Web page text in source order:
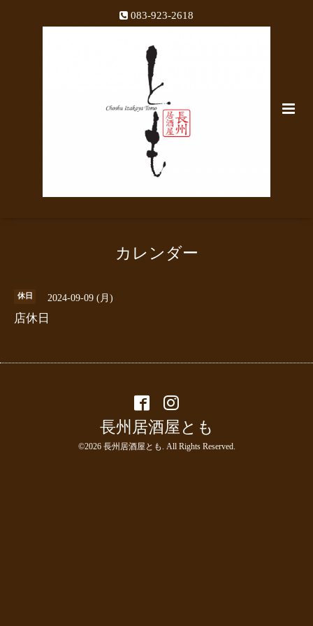
083-923-2618
カレンダー
休日 2024-09-09 (月)
店休日
長州居酒屋とも
©2026 長州居酒屋とも . All Rights Reserved.